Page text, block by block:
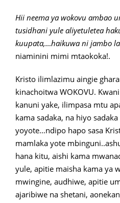
Hii neema ya wokovu ambao
tusidhani yule aliyetuletea
kuupata,…haikuwa ni jambo
niaminini mimi mtaokoka!.
Kristo ilimlazimu aingie
kinachoitwa WOKOVU.
kanuni yake, ilimpasa mtu
kama sadaka, na hiyo
yoyote…ndipo hapo sasa
mamlaka yote
hana kitu, aishi kama
yule, apitie maisha kama ya
mwingine, audhiwe, apitie
ajaribiwe na shetani,